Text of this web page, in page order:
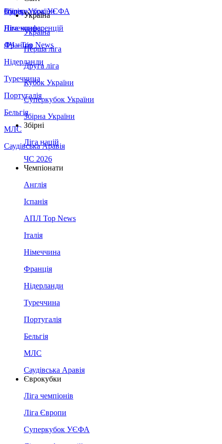
Збірна України
Італія
Німеччина
Франція
Нідерланди
Туреччина
Португалія
Бельгія
МЛС
Саудівська Аравія
Суперкубок УЄФА
Ліга конференцій
ЛЧ - Top News
Україна
Україна
Перша ліга
Друга ліга
Кубок України
Суперкубок України
Збірна України
Збірні
Ліга націй
ЧС 2026
Чемпіонати
Англія
Іспанія
АПЛ Top News
Італія
Німеччина
Франція
Нідерланди
Туреччина
Португалія
Бельгія
МЛС
Саудівська Аравія
Єврокубки
Ліга чемпіонів
Ліга Європи
Суперкубок УЄФА